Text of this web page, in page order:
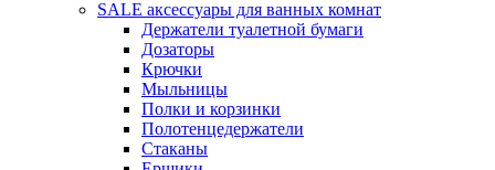
SALE аксессуары для ванных комнат
Держатели туалетной бумаги
Дозаторы
Крючки
Мыльницы
Полки и корзинки
Полотенцедержатели
Стаканы